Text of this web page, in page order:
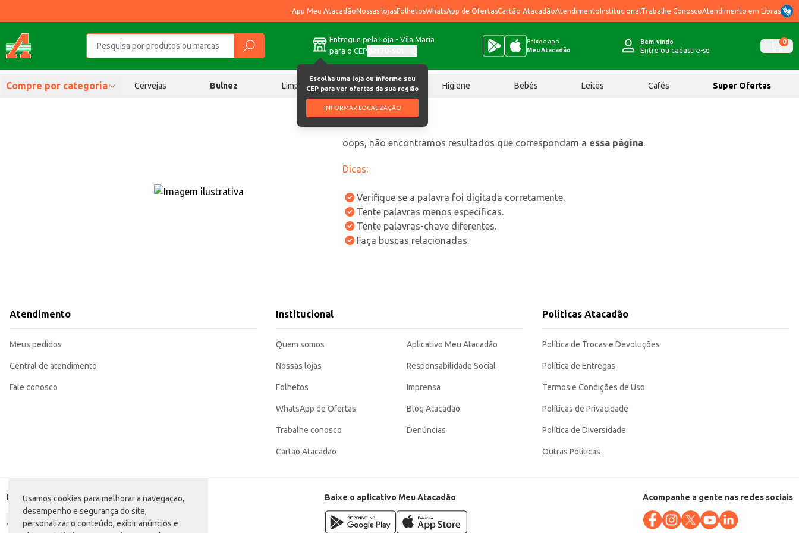
Usamos cookies para melhorar a navegação,
desempenho e segurança do site,
personalizar o conteúdo, exibir anúncios e
App Meu AtacadãoNossas lojasFolhetosWhatsApp de OfertasCartão AtacadãoAtendimentoInstitucional Trabalhe ConoscoAtendimento em Libras
Entregue pela Loja - Vila Maria
para o CEP
Escolha uma loja ou informe seu
CEP para ver ofertas da sua região
INFORMAR LOCALIZAÇÃO
Baixe o app
Meu Atacadão
Bem-vindo
Entre ou cadastre-se
0
Compre por categoria Cervejas Bulnez Limpeza Chocolates Higiene Bebês Leites Cafés Super Ofertas
oops, não encontramos resultados que correspondam a essa página.
Dicas:
Verifique se a palavra foi digitada corretamente.
Tente palavras menos específicas.
Tente palavras-chave diferentes.
Faça buscas relacionadas.
Atendimento
Meus pedidos
Central de atendimento
Fale conosco
Institucional
Quem somos
Nossas lojas
Folhetos
WhatsApp de Ofertas
Trabalhe conosco
Cartão Atacadão
Aplicativo Meu Atacadão
Responsabilidade Social
Imprensa
Blog Atacadão
Denúncias
Políticas Atacadão
Política de Trocas e Devoluções
Política de Entregas
Termos e Condições de Uso
Políticas de Privacidade
Política de Diversidade
Outras Políticas
Formas de pagamento Baixe o aplicativo Meu Atacadão Acompanhe a gente nas redes sociais